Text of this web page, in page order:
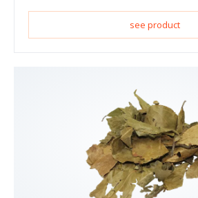
see product